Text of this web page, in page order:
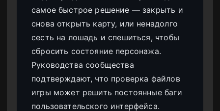
самое быстрое решение — закрыть и
снова открыть карту, или ненадолго
сесть на лошадь и спешиться, чтобы
сбросить состояние персонажа.
Руководства сообщества
подтверждают, что проверка файлов
игры может решить постоянные баги
пользовательского интерфейса.